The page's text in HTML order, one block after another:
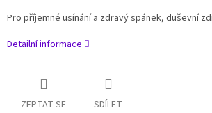
Pro příjemné usínání a zdravý spánek, duševní
Detailní informace
ZEPTAT SE SDÍLET